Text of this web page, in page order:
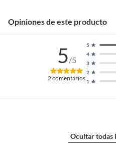
Opiniones de este producto
5/5
2comentarios 1
2
3
4
5
Ocultar todas